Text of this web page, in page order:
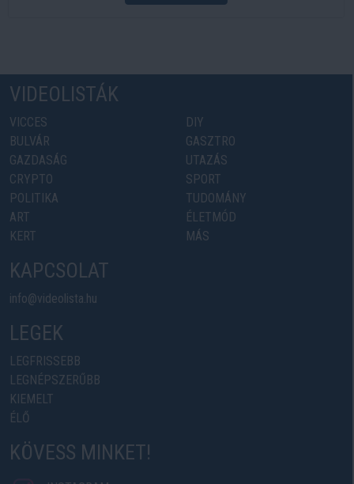
VIDEOLISTÁK
VICCES
BULVÁR
GAZDASÁG
CRYPTO
POLITIKA
ART
KERT
DIY
GASZTRO
UTAZÁS
SPORT
TUDOMÁNY
ÉLETMÓD
MÁS
KAPCSOLAT
info@videolista.hu
LEGEK
LEGFRISSEBB
LEGNÉPSZERŰBB
KIEMELT
ÉLŐ
KÖVESS MINKET!